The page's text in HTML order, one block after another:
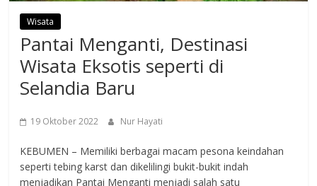
Wisata
Pantai Menganti, Destinasi
Wisata Eksotis seperti di
Selandia Baru
19 Oktober 2022 Nur Hayati
KEBUMEN – Memiliki berbagai macam pesona keindahan
seperti tebing karst dan dikelilingi bukit-bukit indah
menjadikan Pantai Menganti menjadi salah satu